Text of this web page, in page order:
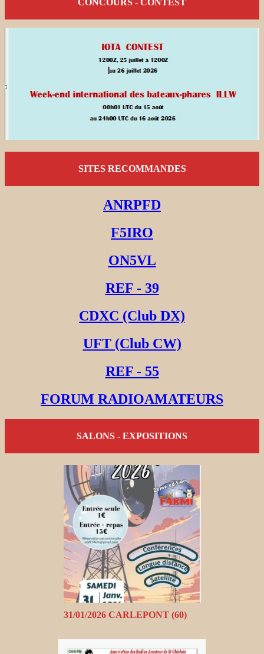
CONCOURS - CONTEST
SITES RECOMMANDES
ANRPFD
F5IRO
ON5VL
REF - 39
CDXC (Club DX)
UFT (Club CW)
REF - 55
FORUM RADIOAMATEURS
SALONS - EXPOSITIONS
31/01/2026 CARLEPONT (60)